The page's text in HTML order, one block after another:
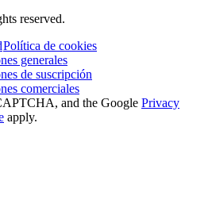
reserved.
Política de cookies
generales
de suscripción
comerciales
and the Google Privacy
apply.